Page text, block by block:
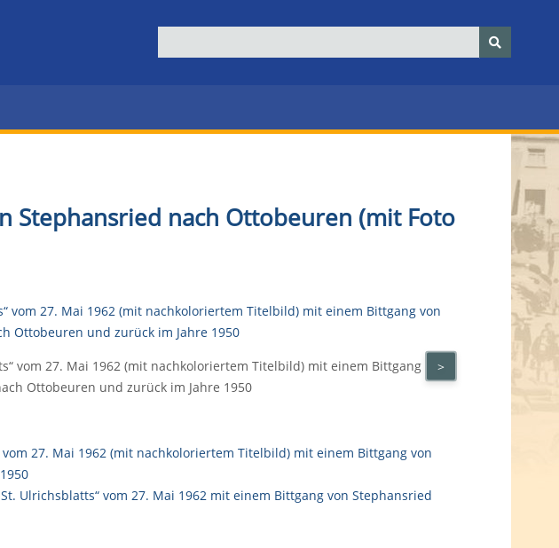
Stephansried nach Ottobeuren (mit Foto
vom 27. Mai 1962 (mit nachkoloriertem Titelbild) mit einem Bittgang
Ottobeuren und zurück im Jahre 1950
>